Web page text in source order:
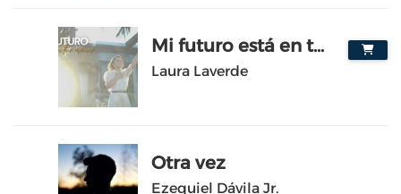
Mi futuro está en tus manos
Laura Laverde
Otra vez
Ezequiel Dávila Jr.